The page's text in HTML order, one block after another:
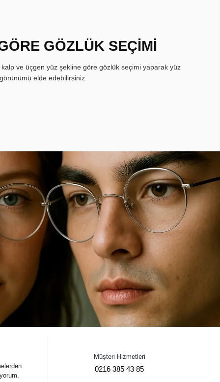
GÖZLÜK SEÇİMİ
ve üçgen yüz şekline göre gözlük seçimi yaparak yüz
elde edebilirsiniz.
Müşteri Hizmetleri
0216 385 43 85